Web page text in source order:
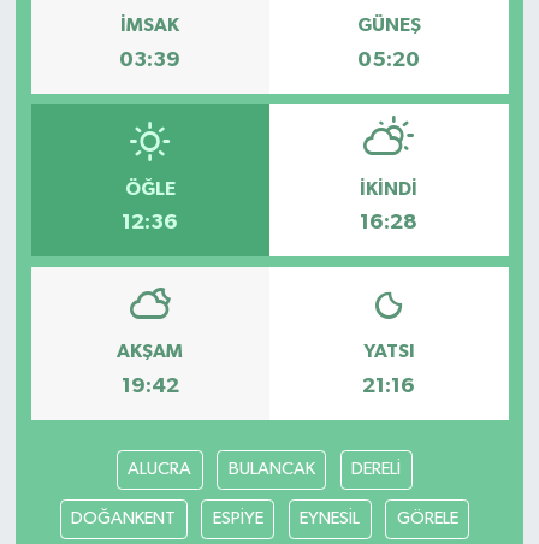
İMSAK
03:39
GÜNEŞ
05:20
ÖĞLE
12:36
İKINDI
16:28
AKŞAM
19:42
YATSI
21:16
ALUCRA BULANCAK DERELİ
DOĞANKENT ESPİYE EYNESİL GÖRELE